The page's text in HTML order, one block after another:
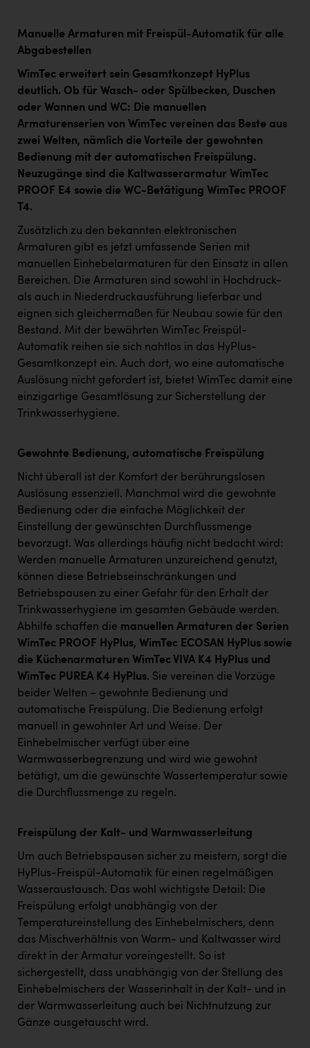
Manuelle Armaturen mit Freispül-Automatik für alle
Abgabestellen
WimTec erweitert sein Gesamtkonzept HyPlus
deutlich. Ob für Wasch- oder Spülbecken, Duschen
oder Wannen und WC: Die manuellen
Armaturenserien von WimTec vereinen das Beste aus
zwei Welten, nämlich die Vorteile der gewohnten
Bedienung mit der automatischen Freispülung.
Neuzugänge sind die Kaltwasserarmatur WimTec
PROOF E4 sowie die WC-Betätigung WimTec PROOF
T4.
Zusätzlich zu den bekannten elektronischen
Armaturen gibt es jetzt umfassende Serien mit
manuellen Einhebelarmaturen für den Einsatz in allen
Bereichen. Die Armaturen sind sowohl in Hochdruck-
als auch in Niederdruckausführung lieferbar und
eignen sich gleichermaßen für Neubau sowie für den
Bestand. Mit der bewährten WimTec Freispül-
Automatik reihen sie sich nahtlos in das HyPlus-
Gesamtkonzept ein. Auch dort, wo eine automatische
Auslösung nicht gefordert ist, bietet WimTec damit eine
einzigartige Gesamtlösung zur Sicherstellung der
Trinkwasserhygiene.
Gewohnte Bedienung, automatische Freispülung
Nicht überall ist der Komfort der berührungslosen
Auslösung essenziell. Manchmal wird die gewohnte
Bedienung oder die einfache Möglichkeit der
Einstellung der gewünschten Durchflussmenge
bevorzugt. Was allerdings häufig nicht bedacht wird:
Werden manuelle Armaturen unzureichend genutzt,
können diese Betriebseinschränkungen und
Betriebspausen zu einer Gefahr für den Erhalt der
Trinkwasserhygiene im gesamten Gebäude werden.
Abhilfe schaffen die manuellen Armaturen der Serien
WimTec PROOF HyPlus, WimTec ECOSAN HyPlus sowie
die Küchenarmaturen WimTec VIVA K4 HyPlus und
WimTec PUREA K4 HyPlus. Sie vereinen die Vorzüge
beider Welten – gewohnte Bedienung und
automatische Freispülung. Die Bedienung erfolgt
manuell in gewohnter Art und Weise. Der
Einhebelmischer verfügt über eine
Warmwasserbegrenzung und wird wie gewohnt
betätigt, um die gewünschte Wassertemperatur sowie
die Durchflussmenge zu regeln.
Freispülung der Kalt- und Warmwasserleitung
Um auch Betriebspausen sicher zu meistern, sorgt die
HyPlus-Freispül-Automatik für einen regelmäßigen
Wasseraustausch. Das wohl wichtigste Detail: Die
Freispülung erfolgt unabhängig von der
Temperatureinstellung des Einhebelmischers, denn
das Mischverhältnis von Warm- und Kaltwasser wird
direkt in der Armatur voreingestellt. So ist
sichergestellt, dass unabhängig von der Stellung des
Einhebelmischers der Wasserinhalt in der Kalt- und in
der Warmwasserleitung auch bei Nichtnutzung zur
Gänze ausgetauscht wird.